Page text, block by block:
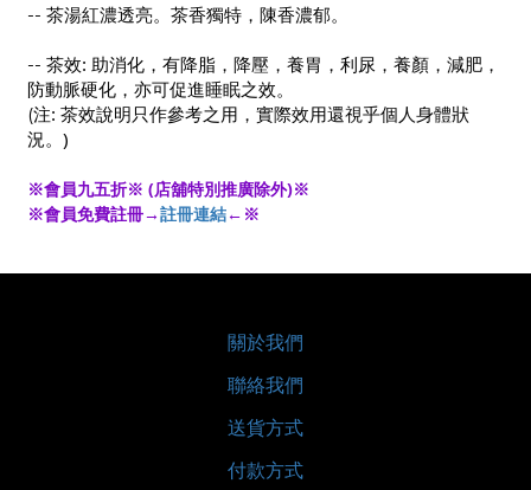
-- 茶湯紅濃透亮。茶香獨特，陳香濃郁。
-- 茶效: 助消化，有降脂，降壓，養胃，利尿，養顏，減肥，
防動脈硬化，亦可促進睡眠之效。
(注: 茶效說明只作參考之用，實際效用還視乎個人身體狀
況。 )
※會員九五折※ (店舖特別推廣除外)※
※會員免費註冊→註冊連結←※
關於我們
聯絡我們
送貨方式
付款方式